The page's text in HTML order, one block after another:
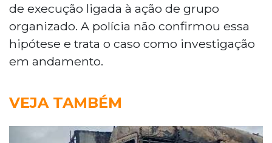
de execução ligada à ação de grupo
organizado. A polícia não confirmou essa
hipótese e trata o caso como investigação
em andamento.
VEJA TAMBÉM